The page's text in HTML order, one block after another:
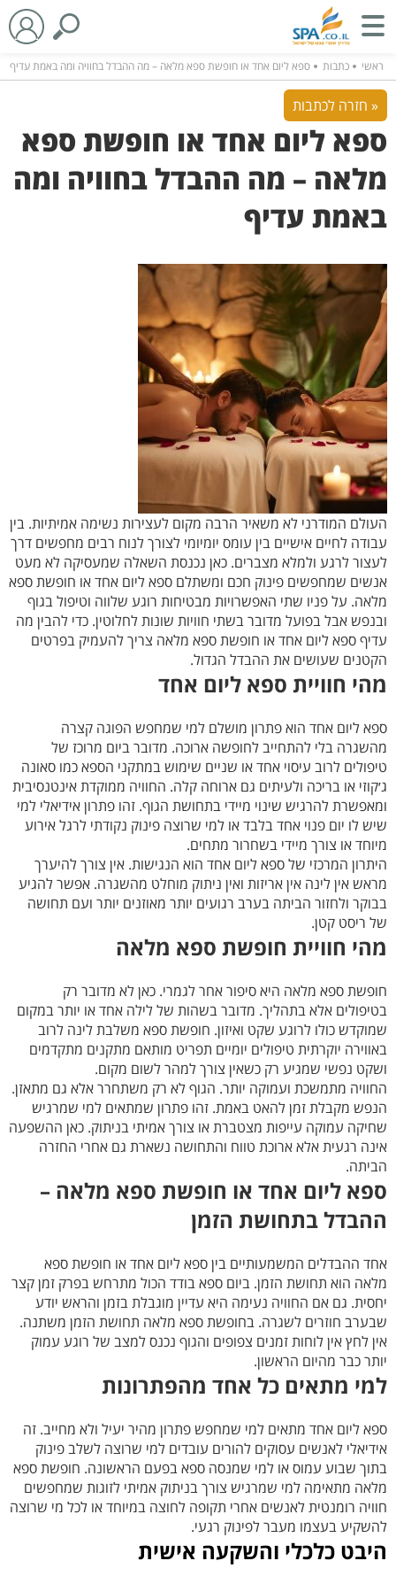
ראשי כתבות ספא ליום אחד או חופשת ספא מלאה – מה ההבדל בחוויה ומה באמת עדיף
« חזרה לכתבות
ספא ליום אחד או חופשת ספא
מלאה – מה ההבדל בחוויה ומה
באמת עדיף
העולם המודרני לא משאיר הרבה מקום לעצירות נשימה אמיתיות. בין
עבודה לחיים אישיים בין עומס יומיומי לצורך לנוח רבים מחפשים דרך
לעצור לרגע ולמלא מצברים. כאן נכנסת השאלה שמעסיקה לא מעט
אנשים שמחפשים פינוק חכם ומשתלם ספא ליום אחד או חופשת ספא
מלאה. על פניו שתי האפשרויות מבטיחות רוגע שלווה וטיפול בגוף
ובנפש אבל בפועל מדובר בשתי חוויות שונות לחלוטין. כדי להבין מה
עדיף ספא ליום אחד או חופשת ספא מלאה צריך להעמיק בפרטים
הקטנים שעושים את ההבדל הגדול.
מהי חוויית ספא ליום אחד
ספא ליום אחד הוא פתרון מושלם למי שמחפש הפוגה קצרה
מהשגרה בלי להתחייב לחופשה ארוכה. מדובר ביום מרוכז של
טיפולים לרוב עיסוי אחד או שניים שימוש במתקני הספא כמו סאונה
ג׳קוזי או בריכה ולעיתים גם ארוחה קלה. החוויה ממוקדת אינטנסיבית
ומאפשרת להרגיש שינוי מיידי בתחושת הגוף. זהו פתרון אידיאלי למי
שיש לו יום פנוי אחד בלבד או למי שרוצה פינוק נקודתי לרגל אירוע
מיוחד או צורך מיידי בשחרור מתחים.
היתרון המרכזי של ספא ליום אחד הוא הנגישות. אין צורך להיערך
מראש אין לינה אין אריזות ואין ניתוק מוחלט מהשגרה. אפשר להגיע
בבוקר ולחזור הביתה בערב רגועים יותר מאוזנים יותר ועם תחושה
של ריסט קטן.
מהי חוויית חופשת ספא מלאה
חופשת ספא מלאה היא סיפור אחר לגמרי. כאן לא מדובר רק
בטיפולים אלא בתהליך. מדובר בשהות של לילה אחד או יותר במקום
שמוקדש כולו לרוגע שקט ואיזון. חופשת ספא משלבת לינה לרוב
באווירה יוקרתית טיפולים יומיים תפריט מותאם מתקנים מתקדמים
ושקט נפשי שמגיע רק כשאין צורך למהר לשום מקום.
החוויה מתמשכת ועמוקה יותר. הגוף לא רק משתחרר אלא גם מתאזן.
הנפש מקבלת זמן להאט באמת. זהו פתרון שמתאים למי שמרגיש
שחיקה עמוקה עייפות מצטברת או צורך אמיתי בניתוק. כאן ההשפעה
אינה רגעית אלא ארוכת טווח והתחושה נשארת גם אחרי החזרה
הביתה.
ספא ליום אחד או חופשת ספא מלאה –
ההבדל בתחושת הזמן
אחד ההבדלים המשמעותיים בין ספא ליום אחד או חופשת ספא
מלאה הוא תחושת הזמן. ביום ספא בודד הכול מתרחש בפרק זמן קצר
יחסית. גם אם החוויה נעימה היא עדיין מוגבלת בזמן והראש יודע
שבערב חוזרים לשגרה. בחופשת ספא מלאה תחושת הזמן משתנה.
אין לחץ אין לוחות זמנים צפופים והגוף נכנס למצב של רוגע עמוק
יותר כבר מהיום הראשון.
למי מתאים כל אחד מהפתרונות
ספא ליום אחד מתאים למי שמחפש פתרון מהיר יעיל ולא מחייב. זה
אידיאלי לאנשים עסוקים להורים עובדים למי שרוצה לשלב פינוק
בתוך שבוע עמוס או למי שמנסה ספא בפעם הראשונה. חופשת ספא
מלאה מתאימה למי שמרגיש צורך בניתוק אמיתי לזוגות שמחפשים
חוויה רומנטית לאנשים אחרי תקופה לחוצה במיוחד או לכל מי שרוצה
להשקיע בעצמו מעבר לפינוק רגעי.
היבט כלכלי והשקעה אישית